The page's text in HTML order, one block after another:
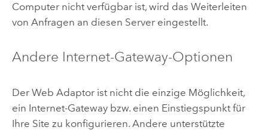
Computer nicht verfügbar ist, wird das Weiterleiten
von Anfragen an diesen Server eingestellt.
Andere Internet-Gateway-Optionen
Der Web Adaptor ist nicht die einzige Möglichkeit,
ein Internet-Gateway bzw. einen Einstiegspunkt für
Ihre Site zu konfigurieren. Andere unterstützte